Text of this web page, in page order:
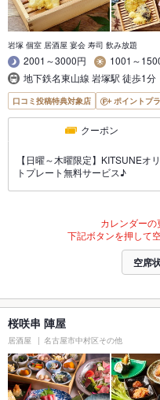
岩塚 個室 居酒屋 宴会 寿司 飲み放題
2001～3000円
1001～
地下鉄名東山線 岩塚駅 徒歩1分
口コミ投稿特典対象店 ポイントプ
クーポン
【日曜～木曜限定】KITSUNEオ
トプレート無料サービス♪
カレンダーの
下記ボタンを押して
空席
桜咲串 陣屋
居酒屋 名古屋市中村区その他